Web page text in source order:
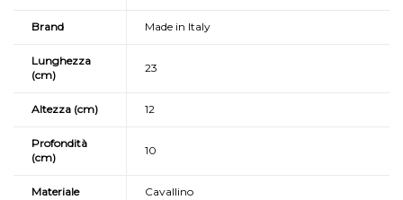
Brand Made in Italy
Lunghezza
(cm)
23
Altezza (cm) 12
Profondità
(cm)
10
Materiale Cavallino